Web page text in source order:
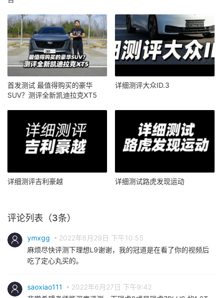
首发测试 最值得购买的豪华
SUV？测评全新凯迪拉克XT5
详细测评大众ID.3
详细测评吉利豪越 详细测试路虎发现运动
评论列表（3条）
ymxgg
2022年6月29日 下午10:55
麻烦尽快评测下理想L9谢谢，我的冠道是在看了你的视频后
吃了定心丸买的。
saoxiao111
2022年6月27日 下午9:42